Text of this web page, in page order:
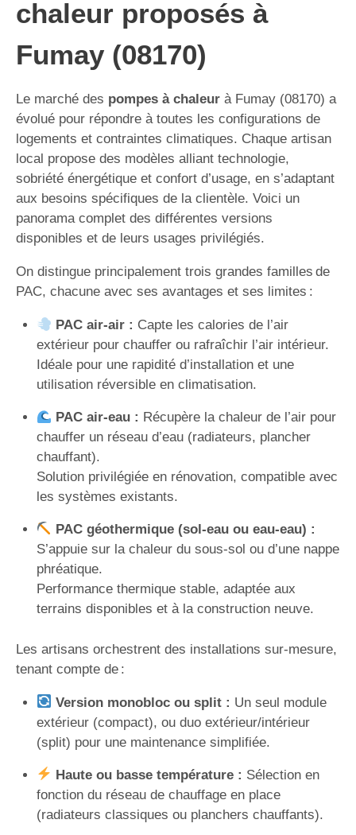
chaleur proposés à
Fumay (08170)
Le marché des pompes à chaleur à Fumay (08170) a
évolué pour répondre à toutes les configurations de
logements et contraintes climatiques. Chaque artisan
local propose des modèles alliant technologie,
sobriété énergétique et confort d’usage, en s’adaptant
aux besoins spécifiques de la clientèle. Voici un
panorama complet des différentes versions
disponibles et de leurs usages privilégiés.
On distingue principalement trois grandes familles de
PAC, chacune avec ses avantages et ses limites :
PAC air-air : Capte les calories de l’air
extérieur pour chauffer ou rafraîchir l’air intérieur.
Idéale pour une rapidité d’installation et une
utilisation réversible en climatisation.
PAC air-eau : Récupère la chaleur de l’air pour
chauffer un réseau d’eau (radiateurs, plancher
chauffant).
Solution privilégiée en rénovation, compatible avec
les systèmes existants.
PAC géothermique (sol-eau ou eau-eau) :
S’appuie sur la chaleur du sous-sol ou d’une nappe
phréatique.
Performance thermique stable, adaptée aux
terrains disponibles et à la construction neuve.
Les artisans orchestrent des installations sur-mesure,
tenant compte de :
Version monobloc ou split : Un seul module
extérieur (compact), ou duo extérieur/intérieur
(split) pour une maintenance simplifiée.
Haute ou basse température : Sélection en
fonction du réseau de chauffage en place
(radiateurs classiques ou planchers chauffants).